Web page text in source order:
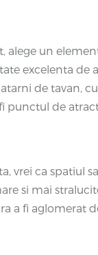
un
excelenta
de tavan,
de
vrei ca spatiul
si mai
a fi aglomerat